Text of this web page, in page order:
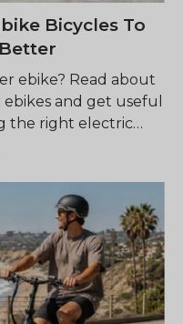
Bicycles To
ebike? Read about
and get useful
the right electric